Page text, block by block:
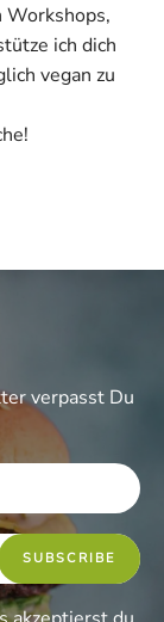
Workshops,
ich dich
vegan zu
verpasst Du